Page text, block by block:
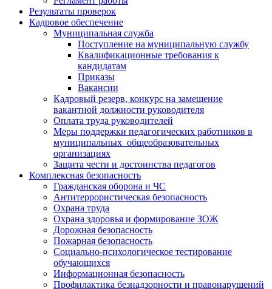
Результаты проверок
Кадровое обеспечение
Муниципальная служба
Поступление на муниципальную службу
Квалификационные требования к
кандидатам
Приказы
Вакансии
Кадровый резерв, конкурс на замещение
вакантной должности руководителя
Оплата труда руководителей
Меры поддержки педагогических работников в
муниципальных общеобразовательных
организациях
Защита чести и достоинства педагогов
Комплексная безопасность
Гражданская оборона и ЧС
Антитеррористическая безопасность
Охрана труда
Охрана здоровья и формирование ЗОЖ
Дорожная безопасность
Пожарная безопасность
Социально-психологическое тестирование
обучающихся
Информационная безопасность
Профилактика безнадзорности и правонарушений